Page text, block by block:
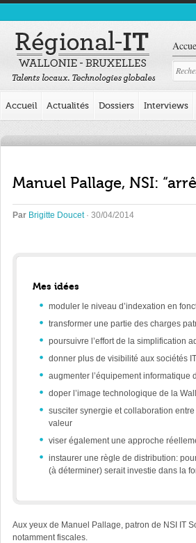
Accueil Actualités Dossiers Interviews
Manuel Pallage, NSI:
Par Brigitte Doucet· 30/04/2014
Mes idées
moduler le niveau d’indexation en
transformer une partie des charges
poursuivre l’effort de la simplification
donner plus de visibilité aux sociétés
augmenter l’équipement informatique
doper l’image technologique de la
susciter synergie et collaboration
valeur
viser également une approche
instaurer une règle de distribution:
(à déterminer) serait investie dans la
Aux yeux de Manuel Pallage, patron de NSI IT
notamment fiscales.